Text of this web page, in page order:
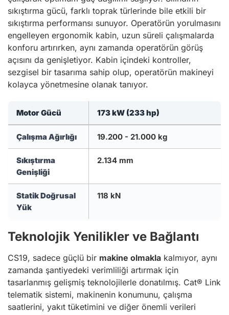
sıkıştırma gücü, farklı toprak türlerinde bile etkili bir
sıkıştırma performansı sunuyor. Operatörün yorulmasını
engelleyen ergonomik kabin, uzun süreli çalışmalarda
konforu artırırken, aynı zamanda operatörün görüş
açısını da genişletiyor. Kabin içindeki kontroller,
sezgisel bir tasarıma sahip olup, operatörün makineyi
kolayca yönetmesine olanak tanıyor.
Motor Gücü 173 kW (233 hp)
Çalışma Ağırlığı 19.200 - 21.000 kg
Sıkıştırma
Genişliği
2.134 mm
Statik Doğrusal
Yük
118 kN
Teknolojik Yenilikler ve Bağlantı
CS19, sadece güçlü bir makine olmakla kalmıyor, aynı
zamanda şantiyedeki verimliliği artırmak için
tasarlanmış gelişmiş teknolojilerle donatılmış. Cat® Link
telematik sistemi, makinenin konumunu, çalışma
saatlerini, yakıt tüketimini ve diğer önemli verileri